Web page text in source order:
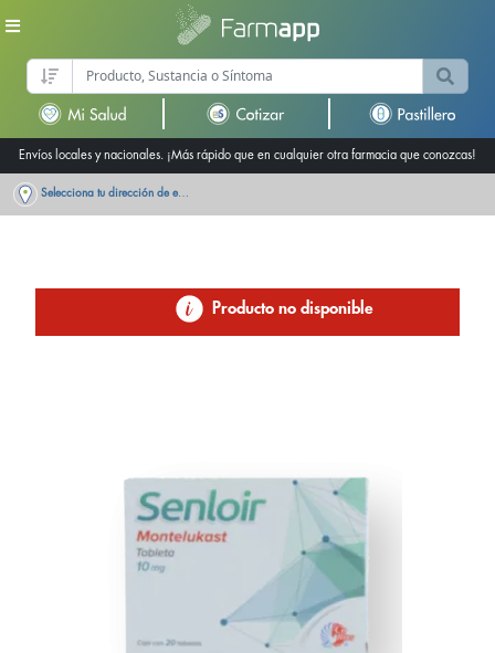
Envíos locales y nacionales. ¡Más rápido que en cualquier otra farmacia que conozcas!
Selecciona tu dirección de entrega
Producto no disponible